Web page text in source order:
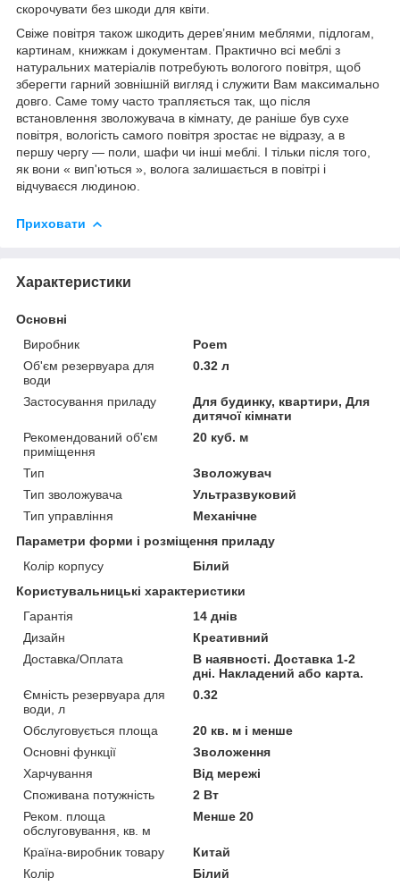
скорочувати без шкоди для квіти.
Свіже повітря також шкодить дерев’яним меблями, підлогам,
картинам, книжкам і документам. Практично всі меблі з
натуральних матеріалів потребують вологого повітря, щоб
зберегти гарний зовнішній вигляд і служити Вам максимально
довго. Саме тому часто трапляється так, що після
встановлення зволожувача в кімнату, де раніше був сухе
повітря, вологість самого повітря зростає не відразу, а в
першу чергу — поли, шафи чи інші меблі. І тільки після того,
як вони « вип'ються », волога залишається в повітрі і
відчуваєся людиною.
Приховати
Характеристики
Основні
Виробник
Poem
Об'єм резервуара для
води
0.32 л
Застосування приладу
Для будинку, квартири, Для
дитячої кімнати
Рекомендований об'єм
приміщення
20 куб. м
Тип
Зволожувач
Тип зволожувача
Ультразвуковий
Тип управління
Механічне
Параметри форми і розміщення приладу
Колір корпусу
Білий
Користувальницькі характеристики
Гарантія
14 днів
Дизайн
Креативний
Доставка/Оплата
В наявності. Доставка 1-2
дні. Накладений або карта.
Ємність резервуара для
води, л
0.32
Обслуговується площа
20 кв. м і менше
Основні функції
Зволоження
Харчування
Від мережі
Споживана потужність
2 Вт
Реком. площа
обслуговування, кв. м
Менше 20
Країна-виробник товару
Китай
Колір
Білий